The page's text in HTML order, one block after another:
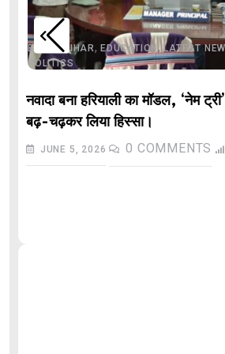
BIHAR,BIHAR, EDUCATION ,LATEST
POLITICS
नवादा बना हरियाली का मॉडल, ‘नेम
बढ़-चढ़कर लिया हिस्सा।
JUNE 5, 2026 0 COMMENTS